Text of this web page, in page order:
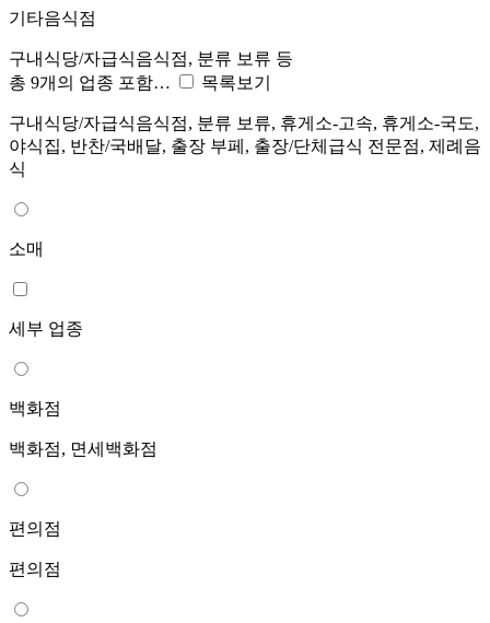
기타음식점
구내식당/자급식음식점, 분류 보류 등
총 9개의 업종 포함…
목록보기
구내식당/자급식음식점, 분류 보류, 휴게소-고속, 휴게소-국도,
야식집, 반찬/국배달, 출장 부페, 출장/단체급식 전문점, 제례음
식
소매
세부 업종
백화점
백화점, 면세백화점
편의점
편의점